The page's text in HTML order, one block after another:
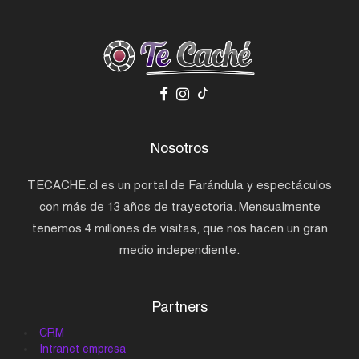
Nosotros
TECACHE.cl es un portal de Farándula y espectáculos
con más de 13 años de trayectoria. Mensualmente
tenemos 4 millones de visitas, que nos hacen un gran
medio independiente.
Partners
CRM
Intranet empresa